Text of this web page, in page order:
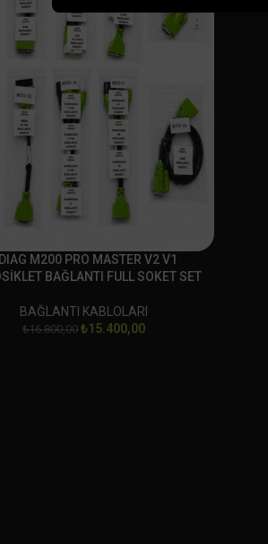
M200 PRO MASTER V2 V1
BAĞLANTI FULL SOKET SET
BAĞLANTI KABLOLARI
₺16.800,00 ₺15.400,00